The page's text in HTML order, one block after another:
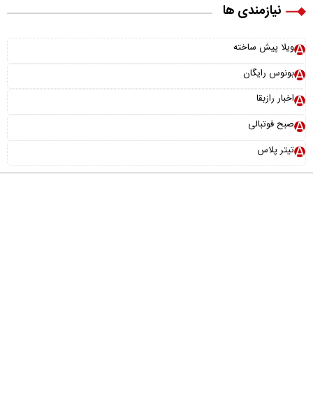
نیازمندی ها
ویلا پیش ساخته
بونوس رایگان
اخبار رازبقا
صبح فوتبالی
تیتر پلاس